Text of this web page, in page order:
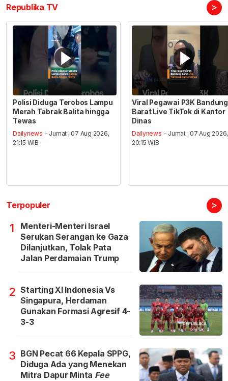
Republika TV >
Polisi Diduga Terobos Lampu
Merah Tabrak Balita hingga
Tewas
Dailynews - Jumat , 07 Aug 2026,
21:15 WIB
Viral Pegawai P3K Bandung
Barat Live TikTok di Kantor
Dinas
Dailynews - Jumat , 07 Aug 2026,
20:15 WIB
Terpopuler >
1
Menteri-Menteri Israel
Serukan Serangan ke Gaza
Dilanjutkan, Tolak Pata
Jalan Perdamaian Trump
2 Starting XI Indonesia Vs
Singapura, Herdaman
Gunakan Formasi Agresif 4-
3-3
3 BGN Pecat 66 Kepala SPPG,
Diduga Ada yang Menekan
Mitra Dapur Minta Fee